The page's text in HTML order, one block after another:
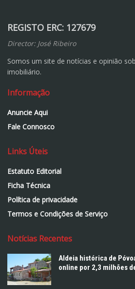
REGISTO ERC: 127679
Director: José Ribeiro
Somos um site de notícias e opinião
imobiliário.
Informação
Anuncie Aqui
Fale Connosco
Links Úteis
Estatuto Editorial
Ficha Técnica
Política de privacidade
Termos e Condições de Serviço
Notícias Recentes
Aldeia histórica de
online por 2,3 milhões